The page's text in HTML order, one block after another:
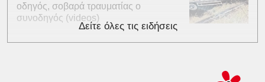
οδηγός, σοβαρά τραυματίας ο
συνοδηγός (videos)
Δείτε όλες τις ειδήσεις